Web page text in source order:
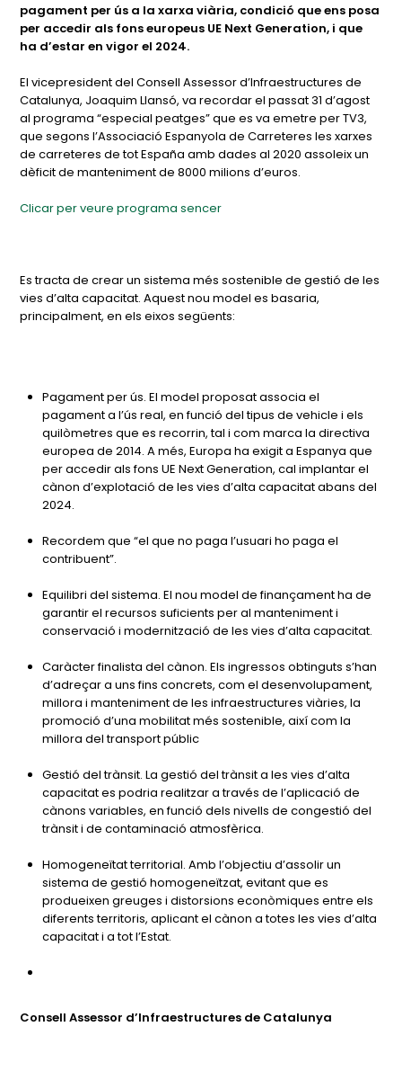
pagament per ús a la xarxa viària, condició que ens posa
per accedir als fons europeus UE Next Generation, i que
ha d’estar en vigor el 2024.
El vicepresident del Consell Assessor d’Infraestructures de
Catalunya, Joaquim Llansó, va recordar el passat 31 d’agost
al programa “especial peatges” que es va emetre per TV3,
que segons l’Associació Espanyola de Carreteres les xarxes
de carreteres de tot España amb dades al 2020 assoleix un
dèficit de manteniment de 8000 milions d’euros.
Clicar per veure programa sencer
Es tracta de crear un sistema més sostenible de gestió de les
vies d’alta capacitat. Aquest nou model es basaria,
principalment, en els eixos següents:
Pagament per ús. El model proposat associa el
pagament a l’ús real, en funció del tipus de vehicle i els
quilòmetres que es recorrin, tal i com marca la directiva
europea de 2014. A més, Europa ha exigit a Espanya que
per accedir als fons UE Next Generation, cal implantar el
cànon d’explotació de les vies d’alta capacitat abans del
2024.
Recordem que “el que no paga l’usuari ho paga el
contribuent”.
Equilibri del sistema. El nou model de finançament ha de
garantir el recursos suficients per al manteniment i
conservació i modernització de les vies d’alta capacitat.
Caràcter finalista del cànon. Els ingressos obtinguts s’han
d’adreçar a uns fins concrets, com el desenvolupament,
millora i manteniment de les infraestructures viàries, la
promoció d’una mobilitat més sostenible, així com la
millora del transport públic
Gestió del trànsit. La gestió del trànsit a les vies d’alta
capacitat es podria realitzar a través de l’aplicació de
cànons variables, en funció dels nivells de congestió del
trànsit i de contaminació atmosfèrica.
Homogeneïtat territorial. Amb l’objectiu d’assolir un
sistema de gestió homogeneïtzat, evitant que es
produeixen greuges i distorsions econòmiques entre els
diferents territoris, aplicant el cànon a totes les vies d’alta
capacitat i a tot l’Estat.
Consell Assessor d’Infraestructures de Catalunya